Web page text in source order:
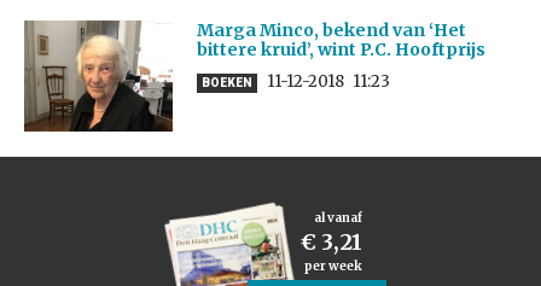
Marga Minco, bekend van ‘Het
bittere kruid’, wint P.C. Hooftprijs
BOEKEN 11-12-2018 11:23
al vanaf
€ 3,21
per week